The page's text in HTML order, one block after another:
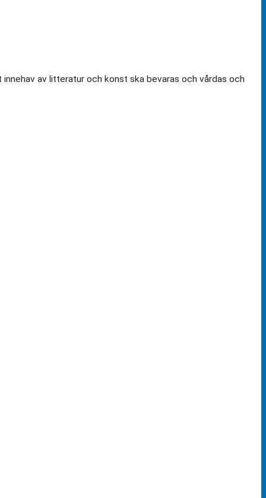
av litteratur och konst ska bevaras och vårdas och